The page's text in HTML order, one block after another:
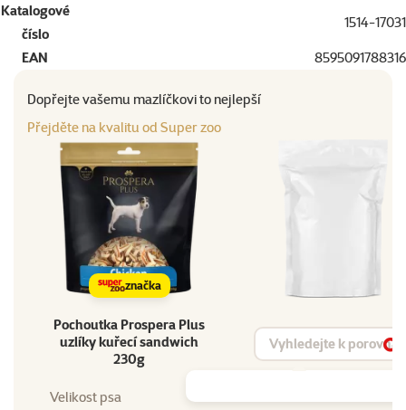
Katalogové
číslo
1514-17031
EAN 8595091788316
Dopřejte vašemu mazlíčkovi to nejlepší
Přejděte na kvalitu od Super zoo
značka
Pochoutka Prospera Plus
uzlíky kuřecí sandwich
230g
Vyhledat produkt
Velikost psa